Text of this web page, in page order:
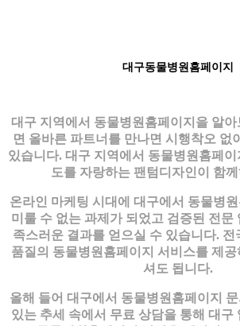
대구동물병원홈페이지
대구 지역에서 동물병원홈페이지을 알
면 올바른 파트너를 만나면 시행착오 없
있습니다. 대구 지역에서 동물병원홈페
도를 자랑하는 팬텀디자인이 함
온라인 마케팅 시대에 대구에서 동물병
미룰 수 없는 과제가 되었고 검증된 전문
족스러운 결과를 얻으실 수 있습니다.
품질의 동물병원홈페이지 서비스를 제
셔도 됩니다.
올해 들어 대구에서 동물병원홈페이지
있는 추세 속에서 무료 상담을 통해 대구